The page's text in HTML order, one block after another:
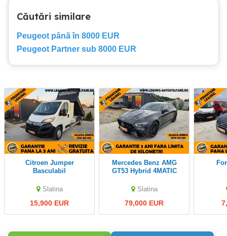
Căutări similare
Peugeot până în 8000 EUR
Peugeot Partner sub 8000 EUR
Citroen Jumper
Basculabil
Slatina
15,900 EUR
Mercedes Benz AMG
GT53 Hybrid 4MATIC
Slatina
79,000 EUR